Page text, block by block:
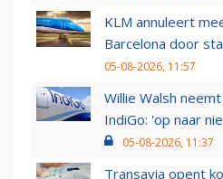
KLM annuleert
Barcelona door
05-08-2026, 11:57
Willie Walsh
IndiGo: 'op naar
05-08-2026, 11:37
Transavia opent